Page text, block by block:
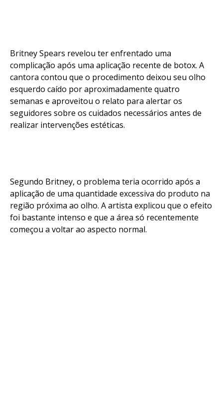
Britney Spears revelou ter enfrentado uma
complicação após uma aplicação recente de botox. A
cantora contou que o procedimento deixou seu olho
esquerdo caído por aproximadamente quatro
semanas e aproveitou o relato para alertar os
seguidores sobre os cuidados necessários antes de
realizar intervenções estéticas.
Segundo Britney, o problema teria ocorrido após a
aplicação de uma quantidade excessiva do produto na
região próxima ao olho. A artista explicou que o efeito
foi bastante intenso e que a área só recentemente
começou a voltar ao aspecto normal.